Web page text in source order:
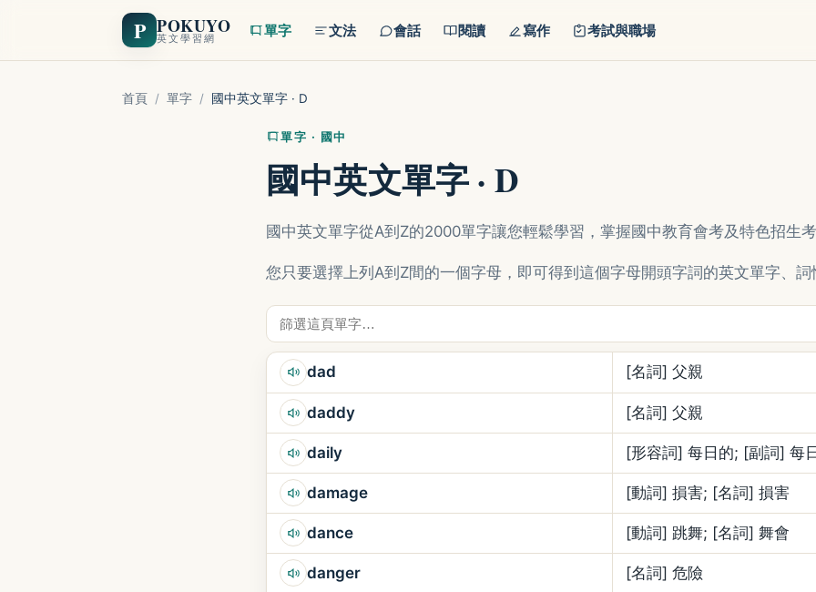
P POKUYO
英文學習網 單字 文法 會話 閱讀 寫作 考試與職場
首頁 / 單字 / 國中英文單字 · D
單字 · 國中
國中英文單字 · D
國中英文單字從A到Z的2000單字讓您輕鬆學習，掌握國中教育會考及特色招生
您只要選擇上列A到Z間的一個字母，即可得到這個字母開頭字詞的英文單字、
dad
daddy
daily
damage
dance
danger
[名詞] 父親
[名詞] 父親
[形容詞] 每日的; [副詞] 每
[動詞] 損害; [名詞] 損害
[動詞] 跳舞; [名詞] 舞會
[名詞] 危險